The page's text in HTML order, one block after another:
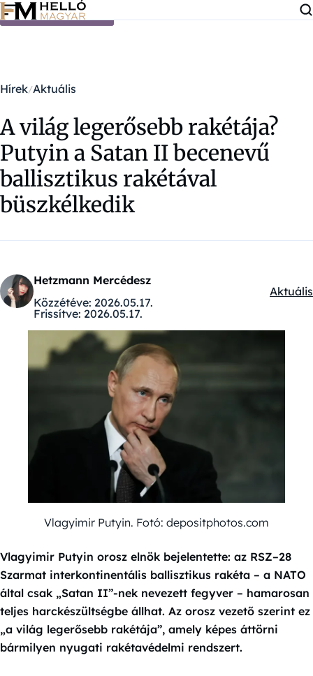
Ugrás a tartalomra
Hírek Aktuális
A világ legerősebb rakétája?
Putyin a Satan II becenevű
ballisztikus rakétával
büszkélkedik
Hetzmann Mercédesz
Közzétéve: 2026.05.17.
Frissítve: 2026.05.17.
Aktuális
Vlagyimir Putyin. Fotó: depositphotos.com
Vlagyimir Putyin orosz elnök bejelentette: az RSZ–28
Szarmat interkontinentális ballisztikus rakéta – a NATO
által csak „Satan II”-nek nevezett fegyver – hamarosan
teljes harckészültségbe állhat. Az orosz vezető szerint ez
„a világ legerősebb rakétája”, amely képes áttörni
bármilyen nyugati rakétavédelmi rendszert.